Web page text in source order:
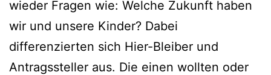
wieder Fragen wie: Welche Zukunft haben
wir und unsere Kinder? Dabei
differenzierten sich Hier-Bleiber und
Antragssteller aus. Die einen wollten oder